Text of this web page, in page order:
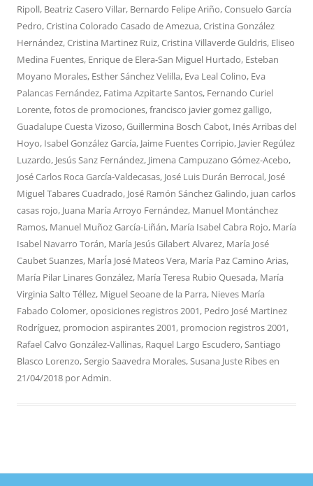
Ripoll, Beatriz Casero Villar, Bernardo Felipe Ariño,Consuelo García
Pedro,Cristina Colorado Casado de Amezua,Cristina González
Hernández,Cristina Martinez Ruiz,Cristina Villaverde Guldris, Eliseo
Medina Fuentes, Enrique de Elera-San Miguel Hurtado, Esteban
Moyano Morales, Esther Sánchez Velilla, Eva Leal Colino, Eva
Palancas Fernández, Fatima Azpitarte Santos, Fernando Curiel
Lorente,fotos de promociones,francisco javier gomez galligo,
Guadalupe Cuesta Vizoso,Guillermina Bosch Cabot, Inés Arribas del
Hoyo, Isabel González García, Jaime Fuentes Corripio, Javier Regúlez
Luzardo, Jesús Sanz Fernández, Jimena Campuzano Gómez-Acebo,
José Carlos Roca García-Valdecasas, José Luis Durán Berrocal, José
Miguel Tabares Cuadrado, José Ramón Sánchez Galindo, juan carlos
casas rojo, Juana María Arroyo Fernández, Manuel Montánchez
Ramos, Manuel Muñoz García-Liñán, María Isabel Cabra Rojo, María
Isabel Navarro Torán, María Jesús Gilabert Alvarez, María José
Caubet Suanzes, MarÍa José Mateos Vera, María Paz Camino Arias,
María Pilar Linares González, María Teresa Rubio Quesada, María
Virginia Salto Téllez, Miguel Seoane de la Parra, Nieves María
Fabado Colomer,oposiciones registros 2001, Pedro José Martinez
Rodríguez, promocion aspirantes 2001, promocion registros 2001,
Rafael Calvo González-Vallinas, Raquel Largo Escudero,Santiago
Blasco Lorenzo,Sergio Saavedra Morales,Susana Juste Ribesen
21/04/2018 porAdmin.